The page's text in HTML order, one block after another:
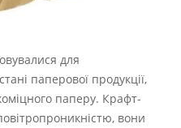
для
паперової продукції,
паперу. Крафт-
вони